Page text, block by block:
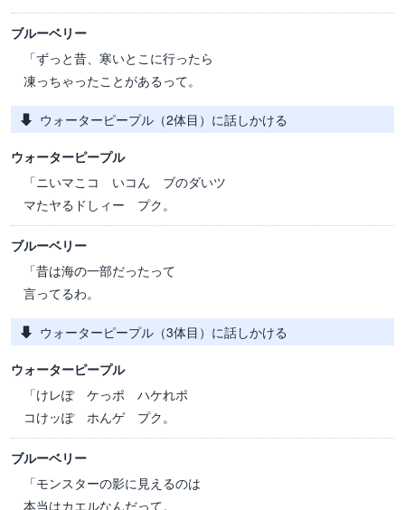
ブルーベリー
「ずっと昔、寒いとこに行ったら
凍っちゃったことがあるって。
ウォーターピープル（2体目）に話しかける
ウォーターピープル
「ニいマこコ いコん ブのダいツ
マたヤるドしィー プク。
ブルーベリー
「昔は海の一部だったって
言ってるわ。
ウォーターピープル（3体目）に話しかける
ウォーターピープル
「けレぽ ケっポ ハケれポ
コけッぽ ホんゲ プク。
ブルーベリー
「モンスターの影に見えるのは
本当はカエルなんだって。